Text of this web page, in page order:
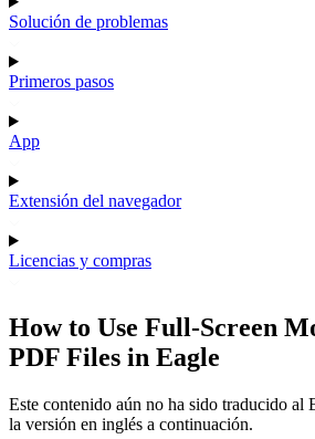
Solución de problemas
Primeros pasos
App
Extensión del navegador
Licencias y compras
How to Use Full-Screen
PDF Files in Eagle
Este contenido aún no ha sido traducido al
la versión en inglés a continuación.